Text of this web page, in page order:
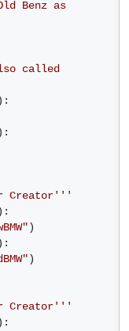
called
Creator'''
"
"
Creator'''